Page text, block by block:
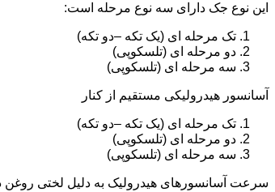
این نوع جک دارای سه نوع مرحله است:
تک مرحله ای (یک تکه –دو تکه)
دو مرحله ای (تلسکوپی)
سه مرحله ای (تلسکوپی)
آسانسور هیدرولیکی مستقیم از کنار
تک مرحله ای (یک تکه –دو تکه)
دو مرحله ای (تلسکوپی)
سه مرحله ای (تلسکوپی)
سرعت آسانسورهای هیدرولیک به دلیل لختی روغن